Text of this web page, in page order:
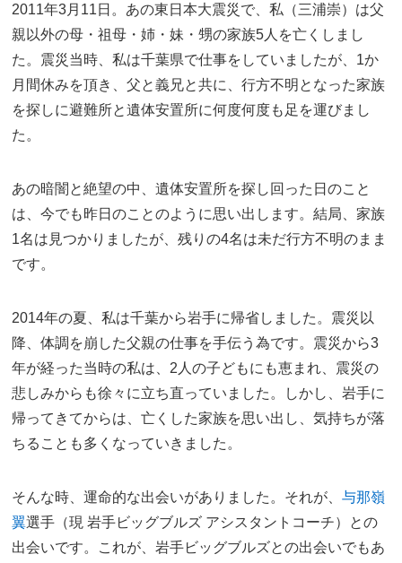
2011年3月11日。あの東日本大震災で、私（三浦崇）は父
親以外の母・祖母・姉・妹・甥の家族5人を亡くしまし
た。震災当時、私は千葉県で仕事をしていましたが、1か
月間休みを頂き、父と義兄と共に、行方不明となった家族
を探しに避難所と遺体安置所に何度何度も足を運びまし
た。
あの暗闇と絶望の中、遺体安置所を探し回った日のこと
は、今でも昨日のことのように思い出します。結局、家族
1名は見つかりましたが、残りの4名は未だ行方不明のまま
です。
2014年の夏、私は千葉から岩手に帰省しました。震災以
降、体調を崩した父親の仕事を手伝う為です。震災から3
年が経った当時の私は、2人の子どもにも恵まれ、震災の
悲しみからも徐々に立ち直っていました。しかし、岩手に
帰ってきてからは、亡くした家族を思い出し、気持ちが落
ちることも多くなっていきました。
そんな時、運命的な出会いがありました。それが、与那嶺
翼選手（現 岩手ビッグブルズ アシスタントコーチ）との
出会いです。これが、岩手ビッグブルズとの出会いでもあ